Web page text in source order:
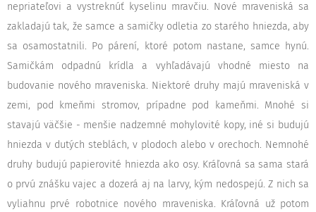
nepriateľovi a vystreknúť kyselinu mravčiu. Nové mraveniská sa
zakladajú tak, že samce a samičky odletia zo starého hniezda, aby
sa osamostatnili. Po párení, ktoré potom nastane, samce hynú.
Samičkám odpadnú krídla a vyhľadávajú vhodné miesto na
budovanie nového mraveniska. Niektoré druhy majú mraveniská v
zemi, pod kmeňmi stromov, prípadne pod kameňmi. Mnohé si
stavajú väčšie - menšie nadzemné mohylovité kopy, iné si budujú
hniezda v dutých steblách, v plodoch alebo v orechoch. Nemnohé
druhy budujú papierovité hniezda ako osy. Kráľovná sa sama stará
o prvú znášku vajec a dozerá aj na larvy, kým nedospejú. Z nich sa
vyliahnu prvé robotnice nového mraveniska. Kráľovná už potom